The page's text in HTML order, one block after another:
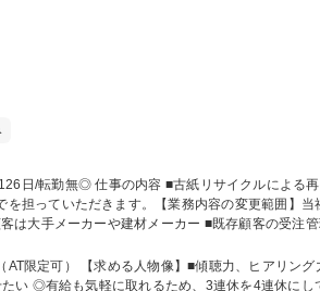
っていただきます。【業務内容の変更範囲】当社の
は大手メーカーや建材メーカー ■既存顧客の受注
発・実用化推進 ■業務習熟までの事務業務・基礎
央/法人営業】◎17:30までに退勤可/残業ほぼなし/年休126日/転勤無◎
限定可） 【求める人物像】■傾聴力、ヒアリング